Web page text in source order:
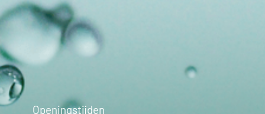
Openingstijden